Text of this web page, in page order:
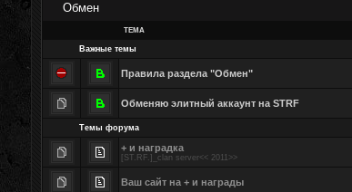
Обмен
ТЕМА
Важные темы
Правила раздела "Обмен"
Обменяю элитный аккаунт на STRF
Темы форума
+ и наградка
[ST.RF.]_clan server<< 2011>>
Ваш сайт на + и награды